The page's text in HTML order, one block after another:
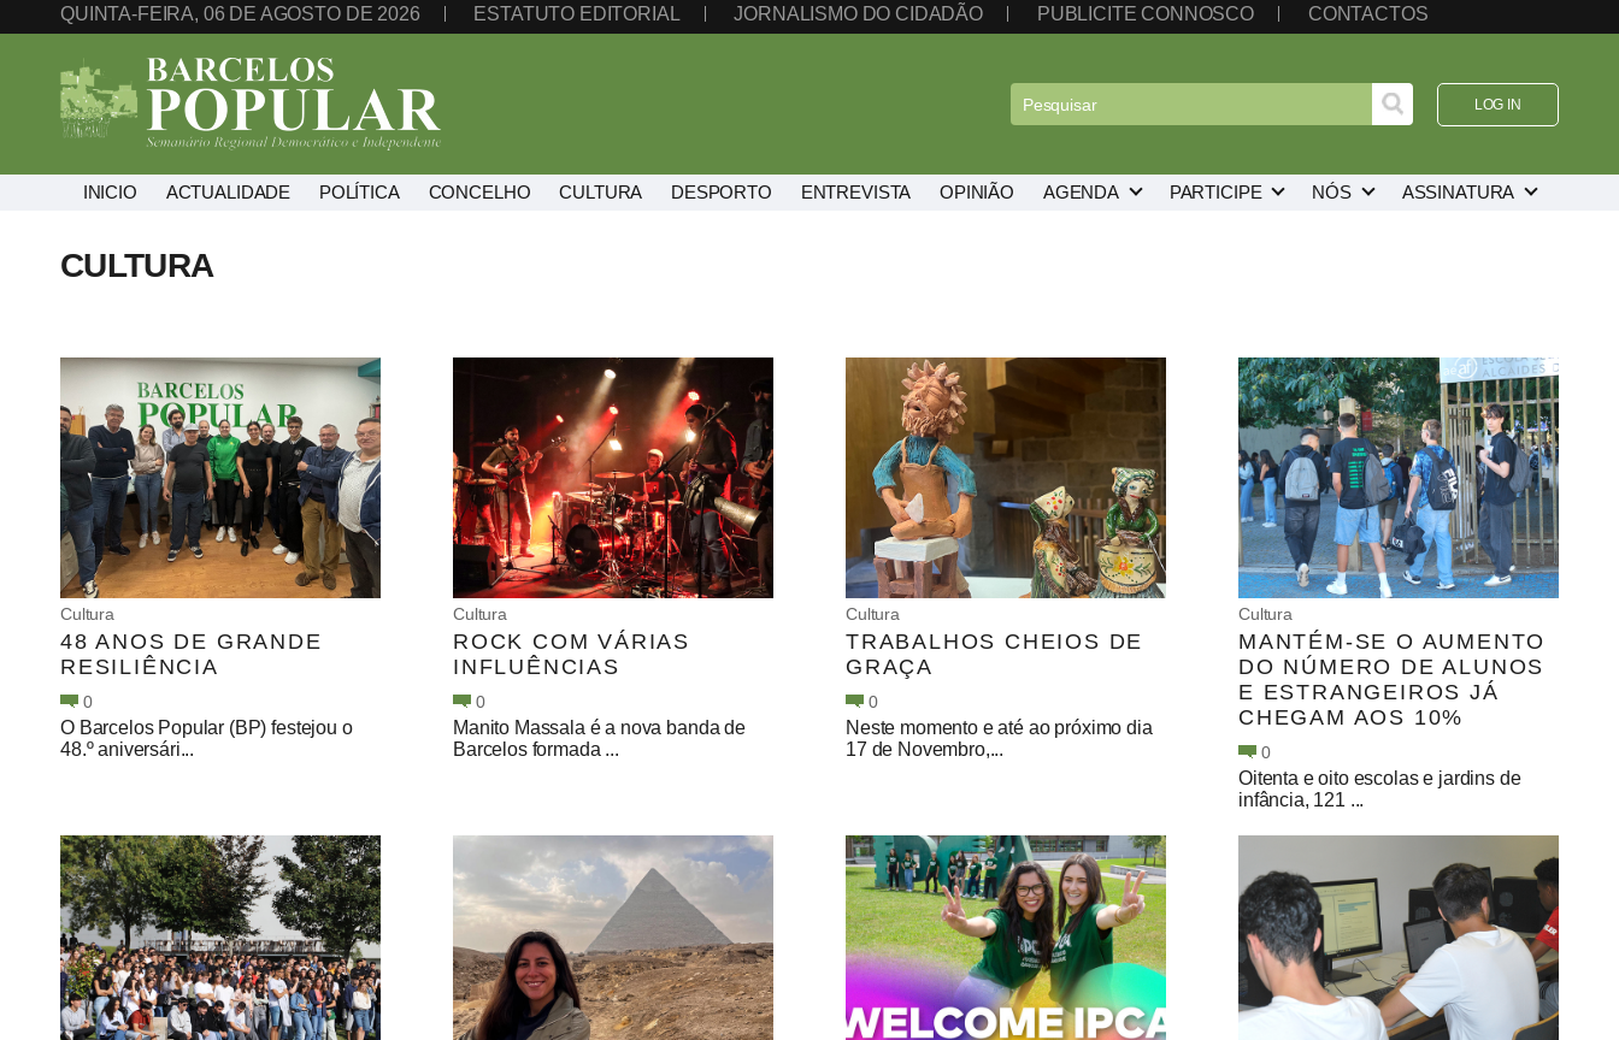
QUINTA-FEIRA, 06 DE AGOSTO DE 2026 ESTATUTO EDITORIAL JORNALISMO DO CIDADÃO PUBLICITE CONNOSCO CONTACTOS
LOG IN
INICIO ACTUALIDADE POLÍTICA CONCELHO CULTURA DESPORTO ENTREVISTA
OPINIÃO
CULTURA
Cultura
48 ANOS DE GRANDE
RESILIÊNCIA
0
O Barcelos Popular (BP) festejou o
48.º aniversári...
Cultura
ROCK COM VÁRIAS
INFLUÊNCIAS
0
Manito Massala é a nova banda de
Barcelos formada ...
Cultura
TRABALHOS CHEIOS DE
GRAÇA
0
Neste momento e até ao próximo dia
17 de Novembro,...
Cultura
MANTÉM-SE O AUMENTO
DO NÚMERO DE ALUNOS
E ESTRANGEIROS JÁ
CHEGAM AOS 10%
0
Oitenta e oito escolas e jardins de
infância, 121 ...